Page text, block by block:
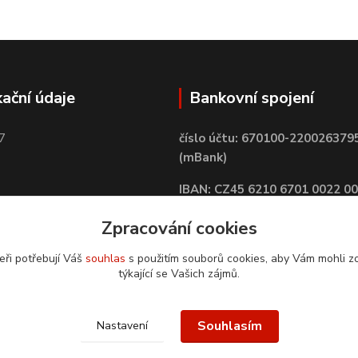
údaje Bankovní spojení
číslo účtu: 670100-
(mBank)
IBAN: CZ45 6210 6701 0022
BIC: BREXCZPPXXX
Zpracování cookies
potřebují Váš souhlas s použitím souborů cookies, aby Vám mohli
týkající se Vašich zájmů.
Nastavení Souhlasím